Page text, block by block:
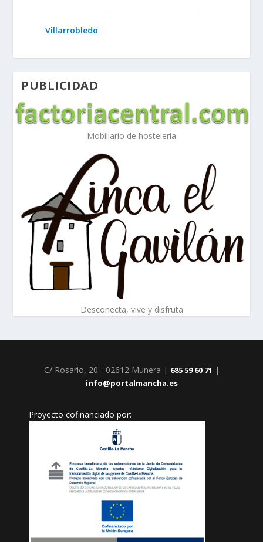
Villarrobledo
PUBLICIDAD
Mobiliario de hostelería
Desconecta, vive y disfruta
C/ Rosario, 20 - 02612 Munera | 685 59 60 71 |
info@portalmancha.es
Proyecto cofinanciado por: